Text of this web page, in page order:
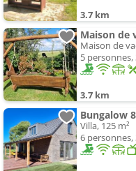
3.7 km
Maison de
Maison de
5 personnes,
3.7 km
Bungalow
Villa, 125 m²
6 personnes,